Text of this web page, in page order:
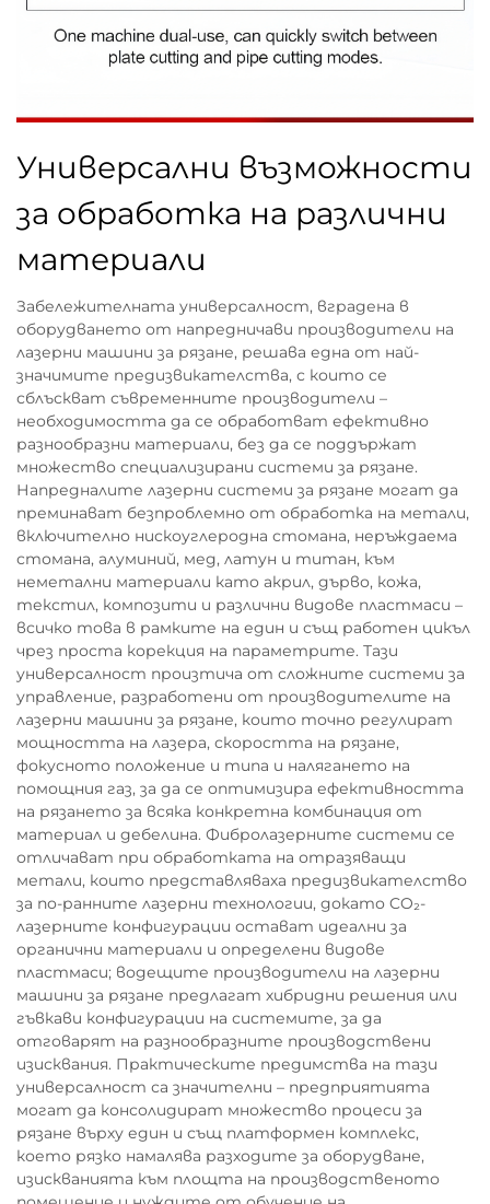
Универсални възможности
за обработка на различни
материали
Забележителната универсалност, вградена в
оборудването от напредничави производители на
лазерни машини за рязане, решава една от най-
значимите предизвикателства, с които се
сблъскват съвременните производители –
необходимостта да се обработват ефективно
разнообразни материали, без да се поддържат
множество специализирани системи за рязане.
Напредналите лазерни системи за рязане могат да
преминават безпроблемно от обработка на метали,
включително нискоуглеродна стомана, неръждаема
стомана, алуминий, мед, латун и титан, към
неметални материали като акрил, дърво, кожа,
текстил, композити и различни видове пластмаси –
всичко това в рамките на един и същ работен цикъл
чрез проста корекция на параметрите. Тази
универсалност произтича от сложните системи за
управление, разработени от производителите на
лазерни машини за рязане, които точно регулират
мощността на лазера, скоростта на рязане,
фокусното положение и типа и налягането на
помощния газ, за да се оптимизира ефективността
на рязането за всяка конкретна комбинация от
материал и дебелина. Фибролазерните системи се
отличават при обработката на отразяващи
метали, които представляваха предизвикателство
за по-ранните лазерни технологии, докато CO₂-
лазерните конфигурации остават идеални за
органични материали и определени видове
пластмаси; водещите производители на лазерни
машини за рязане предлагат хибридни решения или
гъвкави конфигурации на системите, за да
отговарят на разнообразните производствени
изисквания. Практическите предимства на тази
универсалност са значителни – предприятията
могат да консолидират множество процеси за
рязане върху един и същ платформен комплекс,
което рязко намалява разходите за оборудване,
изискванията към площта на производственото